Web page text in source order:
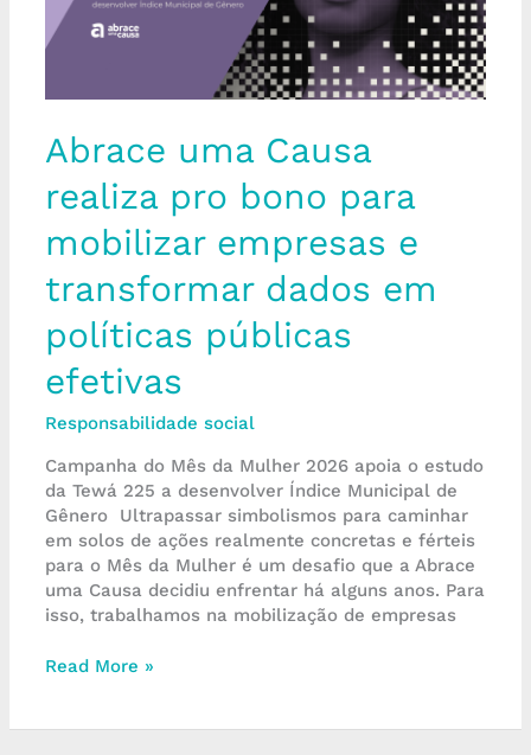
Abrace uma Causa
realiza pro bono para
mobilizar empresas e
transformar dados em
políticas públicas
efetivas
Responsabilidade social
Campanha do Mês da Mulher 2026 apoia o estudo
da Tewá 225 a desenvolver Índice Municipal de
Gênero Ultrapassar simbolismos para caminhar
em solos de ações realmente concretas e férteis
para o Mês da Mulher é um desafio que a Abrace
uma Causa decidiu enfrentar há alguns anos. Para
isso, trabalhamos na mobilização de empresas
para
mobilizar
dados
em
políticas
públicas
efetivas
Read More »